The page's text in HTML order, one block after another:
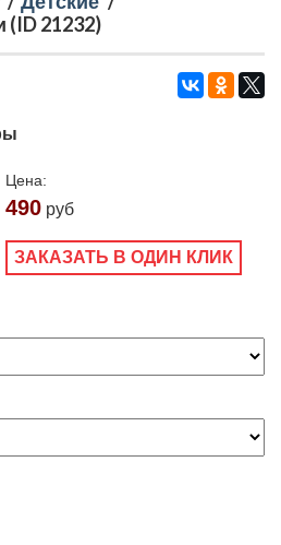
21232)
Цена:
490 руб
ЗАКАЗАТЬ В ОДИН КЛИК